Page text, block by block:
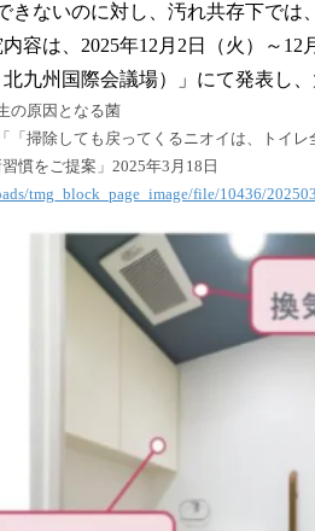
きないのに対し、汚れ共存下では
容は、2025年12月2日（火）～
九州国際会議場）」にて発表し
原因となる菌
掃除しても戻ってくるニオイは、トイレ
慣をご提案」2025年3月18日
tmg_block_page_image/file/10436/